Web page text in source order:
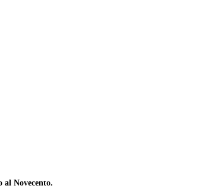
al Novecento.